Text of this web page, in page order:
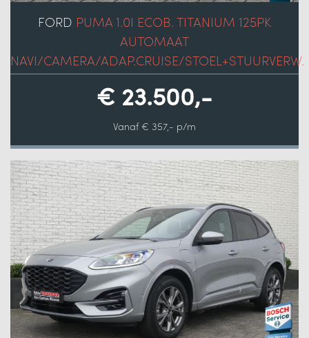
FORD PUMA 1.0I ECOB. TITANIUM 125PK
AUTOMAAT
NAVI/CAMERA/ADAP.CRUISE/STOEL+STUURVERW.
€ 23.500,-
Vanaf € 357,- p/m